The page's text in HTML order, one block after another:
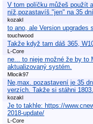
V tom políčku můžeš použít
níž,pozastavíš "jen" na 35 dní.
kozakl
to ano, ale Version upgrades
touchwood
Takže když tam dáš 365,
L-Core
ne... to nieje možné že by to
aktualizovaný systém.
Mlocik97
Ne,max. pozastavení je 35
verzích. Takže si stáhni
kozakl
Je to takhle: https://
2018-update/
L-Core